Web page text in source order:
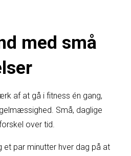
med små
af at gå i fitness én gang,
Små, daglige
over tid.
et par minutter hver dag på at